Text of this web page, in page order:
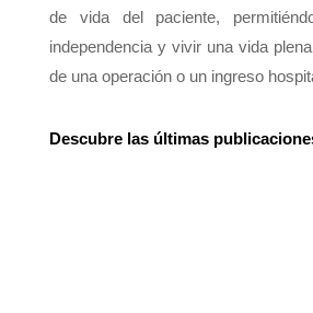
de vida del paciente,
independencia y vivir una vida
de una operación o un ingreso
Descubre las últimas